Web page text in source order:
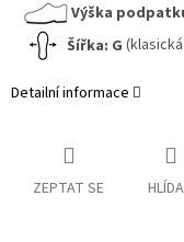
Výška
Šířka: G
Detailní informace
ZEPTAT SE